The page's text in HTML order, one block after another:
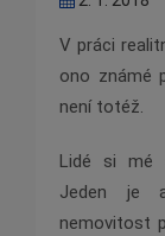
V práci
ono známé
není totéž.
Lidé si mé
Jeden je
nemovitost